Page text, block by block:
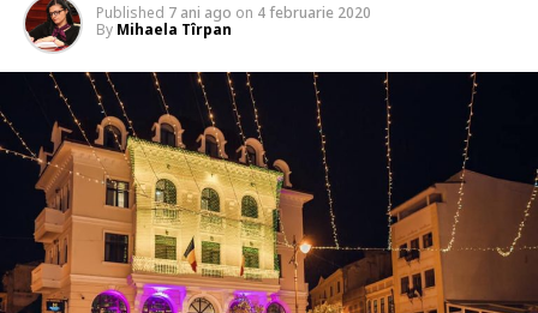
Published 7 ani ago on 4 februarie 2020
By Mihaela Tîrpan